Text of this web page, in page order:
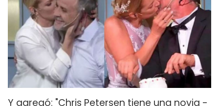
Y agregó: "Chris Petersen tiene una novia -